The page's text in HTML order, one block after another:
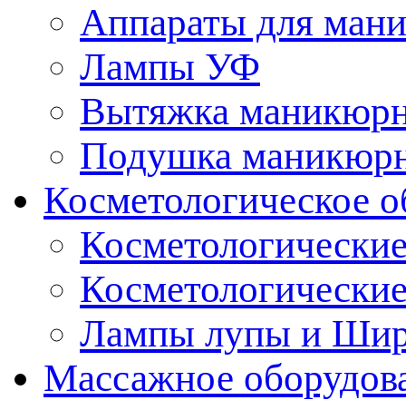
Аппараты для
Лампы УФ
Вытяжка
Подушка
Косметологическое
Лампы лупы и
Массажное